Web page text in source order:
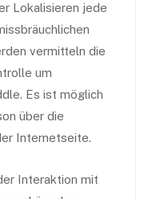
Lokalisieren jede
vermitteln die
um
Es ist möglich
über die
Internetseite.
Interaktion mit